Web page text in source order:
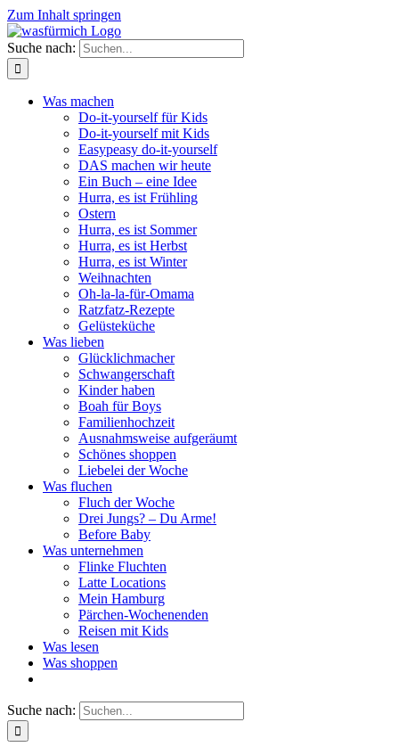
Zum Inhalt springen
Suche nach:
Was machen
Do-it-yourself für Kids
Do-it-yourself mit Kids
Easypeasy do-it-yourself
DAS machen wir heute
Ein Buch – eine Idee
Hurra, es ist Frühling
Ostern
Hurra, es ist Sommer
Hurra, es ist Herbst
Hurra, es ist Winter
Weihnachten
Oh-la-la-für-Omama
Ratzfatz-Rezepte
Gelüsteküche
Was lieben
Glücklichmacher
Schwangerschaft
Kinder haben
Boah für Boys
Familienhochzeit
Ausnahmsweise aufgeräumt
Schönes shoppen
Liebelei der Woche
Was fluchen
Fluch der Woche
Drei Jungs? – Du Arme!
Before Baby
Was unternehmen
Flinke Fluchten
Latte Locations
Mein Hamburg
Pärchen-Wochenenden
Reisen mit Kids
Was lesen
Was shoppen
Suche nach: